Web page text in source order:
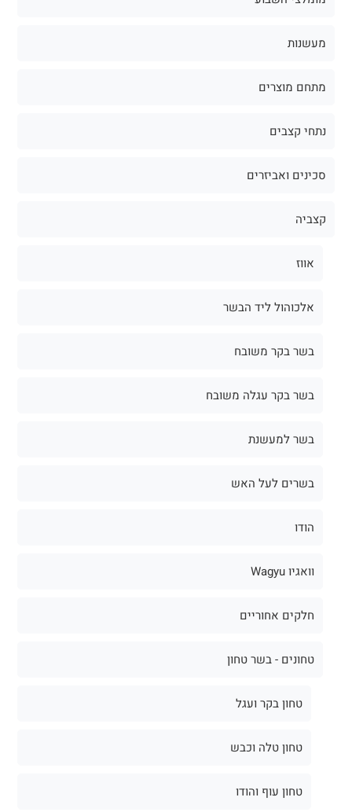
מעשנות
מתחם מוצרים
נתחי קצבים
סכינים ואביזרים
קצביה
אווז
אלכוהול ליד הבשר
בשר בקר משובח
בשר בקר עגלה משובח
בשר למעשנת
בשרים לעל האש
הודו
וואגיו Wagyu
חלקים אחוריים
טחונים - בשר טחון
טחון בקר ועגל
טחון טלה וכבש
טחון עוף והודו